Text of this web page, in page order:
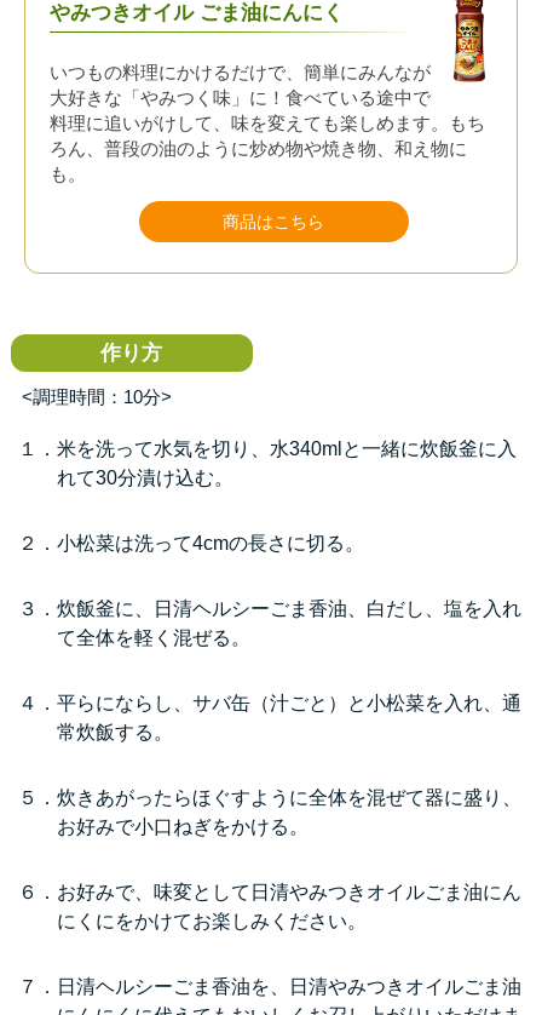
やみつきオイル ごま油にんにく
いつもの料理にかけるだけで、簡単にみんなが
大好きな「やみつく味」に！食べている途中で
料理に追いがけして、味を変えても楽しめます。もち
ろん、普段の油のように炒め物や焼き物、和え物に
も。
商品はこちら
作り方
<調理時間：10分>
１．米を洗って水気を切り、水340mlと一緒に炊飯釜に入
れて30分漬け込む。
２．小松菜は洗って4cmの長さに切る。
３．炊飯釜に、日清ヘルシーごま香油、白だし、塩を入れ
て全体を軽く混ぜる。
４．平らにならし、サバ缶（汁ごと）と小松菜を入れ、通
常炊飯する。
５．炊きあがったらほぐすように全体を混ぜて器に盛り、
お好みで小口ねぎをかける。
６．お好みで、味変として日清やみつきオイルごま油にん
にくにをかけてお楽しみください。
７．日清ヘルシーごま香油を、日清やみつきオイルごま油